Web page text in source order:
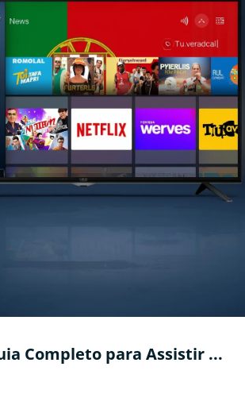
Completo para Assistir ...